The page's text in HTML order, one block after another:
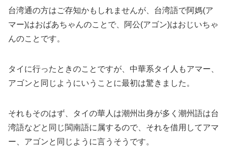
台湾通の方はご存知かもしれませんが、台湾語で阿媽(ア
マー)はおばあちゃんのことで、阿公(アゴン)はおじいちゃ
んのことです。
タイに行ったときのことですが、中華系タイ人もアマー、
アゴンと同じようにいうことに最初は驚きました。
それもそのはず、タイの華人は潮州出身が多く潮州語は台
湾語などと同じ閩南語に属するので、それを借用してアマ
ー、アゴンと同じように言うそうです。